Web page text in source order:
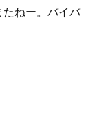
ねー。バイバ